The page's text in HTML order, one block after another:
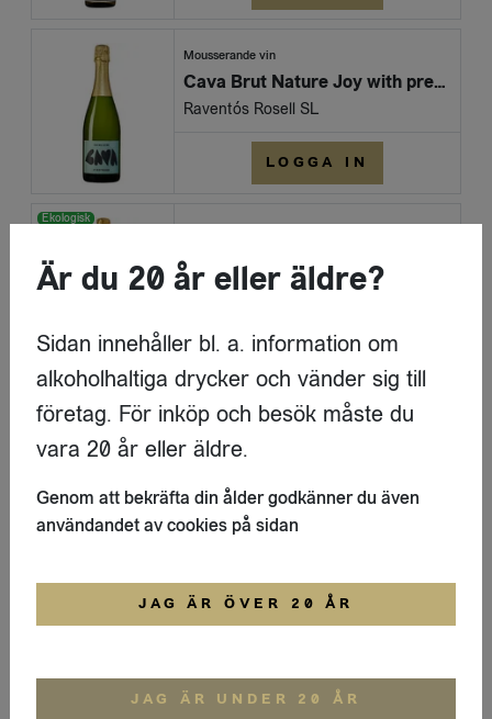
Mousserande vin
Cava Brut Nature Joy with precision
Raventós Rosell SL
LOGGA IN
Ekologisk
Mousserande vin
Cava Mirgin Reserva Brut EKO
Art Laita d'Alta Alella
LOGGA IN
Vitt vin
Stockwerk Gruner Veltliner
Geyerhof
LOGGA IN
Wines of Substance CS
O'Neill Vitners & Destillers
LOGGA IN
Är du 20 år eller äldre?
Sidan innehåller bl. a. information om
alkoholhaltiga drycker och vänder sig till
företag. För inköp och besök måste du
vara 20 år eller äldre.
Genom att bekräfta din ålder godkänner du även
användandet av cookies på sidan
JAG ÄR ÖVER 20 ÅR
JAG ÄR UNDER 20 ÅR